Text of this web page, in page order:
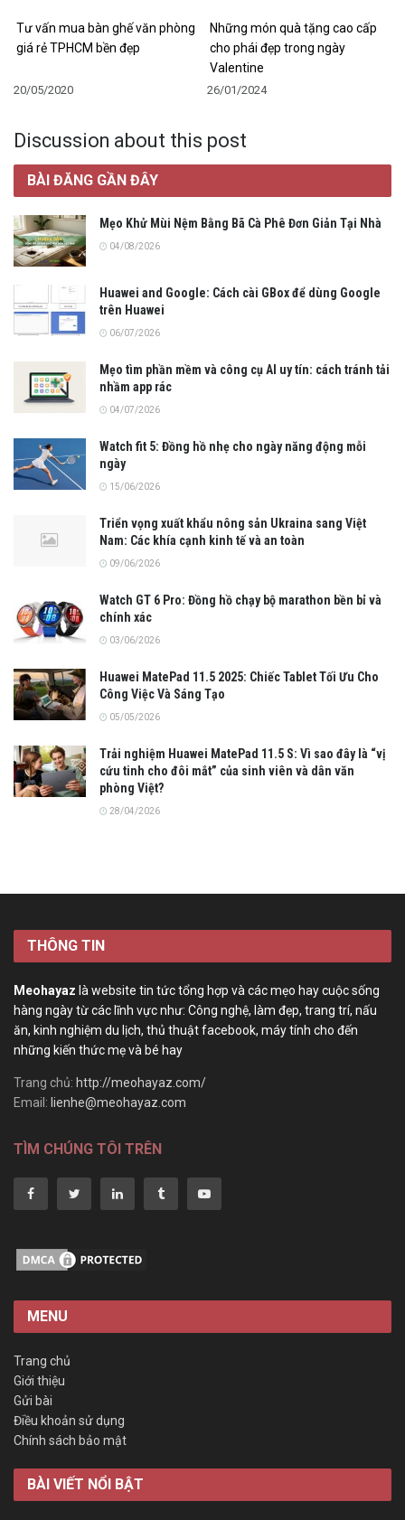
Tư vấn mua bàn ghế văn phòng
giá rẻ TPHCM bền đẹp
20/05/2020
Những món quà tặng cao cấp
cho phái đẹp trong ngày
Valentine
26/01/2024
Discussion about this post
BÀI ĐĂNG GẦN ĐÂY
Mẹo Khử Mùi Nệm Bằng Bã Cà Phê Đơn Giản Tại Nhà
04/08/2026
Huawei and Google: Cách cài GBox để dùng Google
trên Huawei
06/07/2026
Mẹo tìm phần mềm và công cụ AI uy tín: cách tránh tải
nhầm app rác
04/07/2026
Watch fit 5: Đồng hồ nhẹ cho ngày năng động mỗi
ngày
15/06/2026
Triển vọng xuất khẩu nông sản Ukraina sang Việt
Nam: Các khía cạnh kinh tế và an toàn
09/06/2026
Watch GT 6 Pro: Đồng hồ chạy bộ marathon bền bỉ và
chính xác
03/06/2026
Huawei MatePad 11.5 2025: Chiếc Tablet Tối Ưu Cho
Công Việc Và Sáng Tạo
05/05/2026
Trải nghiệm Huawei MatePad 11.5 S: Vì sao đây là “vị
cứu tinh cho đôi mắt” của sinh viên và dân văn
phòng Việt?
28/04/2026
THÔNG TIN
Meohayaz là website tin tức tổng hợp và các mẹo hay cuộc sống
hàng ngày từ các lĩnh vực như: Công nghệ, làm đẹp, trang trí, nấu
ăn, kinh nghiệm du lịch, thủ thuật facebook, máy tính cho đến
những kiến thức mẹ và bé hay
Trang chủ: http://meohayaz.com/
Email: lienhe@meohayaz.com
TÌM CHÚNG TÔI TRÊN
MENU
Trang chủ
Giới thiệu
Gửi bài
Điều khoản sử dụng
Chính sách bảo mật
BÀI VIẾT NỔI BẬT